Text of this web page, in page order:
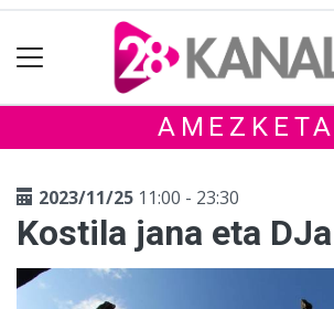
AMEZKETA
2023/11/25 11:00 - 23:30
Kostila jana eta DJa